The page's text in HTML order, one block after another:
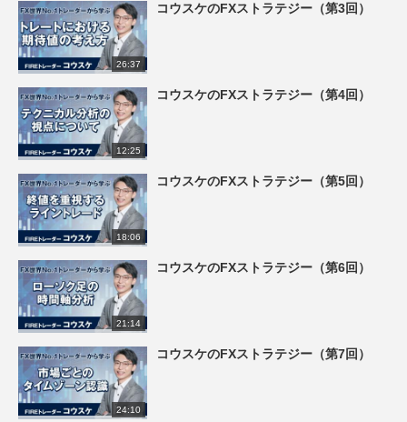
26:37
コウスケのFXストラテジー（第3回）
12:25
コウスケのFXストラテジー（第4回）
18:06
コウスケのFXストラテジー（第5回）
21:14
コウスケのFXストラテジー（第6回）
24:10
コウスケのFXストラテジー（第7回）